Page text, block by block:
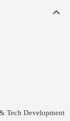
Tech Development